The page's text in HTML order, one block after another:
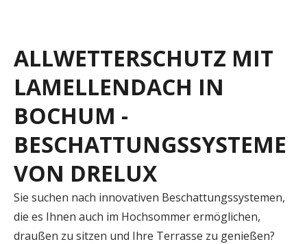
ALLWETTERSCHUTZ MIT
LAMELLENDACH IN
BOCHUM -
BESCHATTUNGSSYSTEME
VON DRELUX
Sie suchen nach innovativen Beschattungssystemen,
die es Ihnen auch im Hochsommer ermöglichen,
draußen zu sitzen und Ihre Terrasse zu genießen?